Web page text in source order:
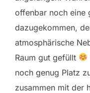
offenbar noch eine
dazugekommen,
atmosphärische
Raum gut gefüllt
noch genug Platz
zusammen mit der